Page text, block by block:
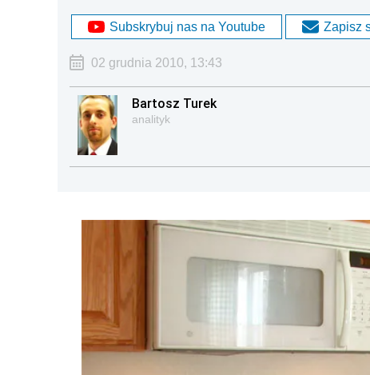
Subskrybuj nas na Youtube Zapisz
02 grudnia 2010, 13:43
Bartosz Turek
analityk